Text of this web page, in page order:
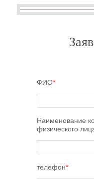
ФИО*
Наименование
физического
телефон*